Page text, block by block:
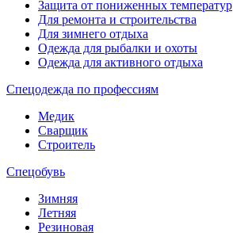
Защита от пониженных температур
Для ремонта и строительства
Для зимнего отдыха
Одежда для рыбалки и охоты
Одежда для активного отдыха
Спецодежда по профессиям
Медик
Сварщик
Строитель
Спецобувь
Зимняя
Летняя
Резиновая